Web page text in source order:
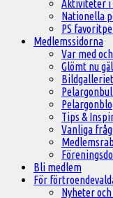
Aktiviteter i
Nationella
PS
Medlemssidorna
Var med
Glömt nu
Bildgalleriet
Tips &
Vanliga
Bli medlem
För
Nyheter